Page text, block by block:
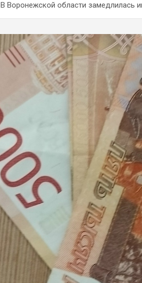
В Воронежской области замедлилась